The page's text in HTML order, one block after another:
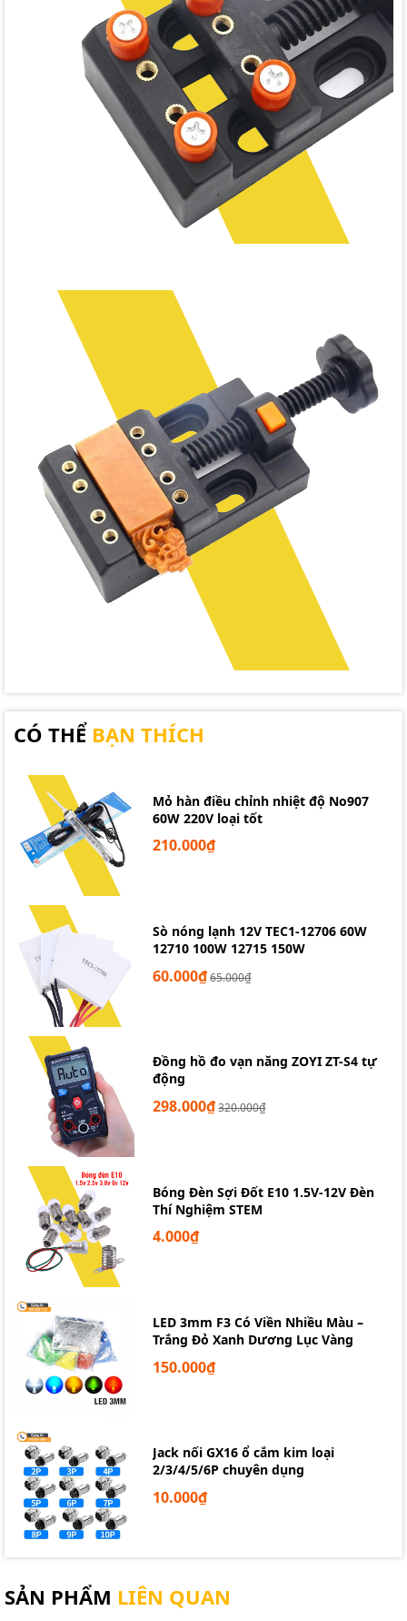
CÓ THỂ BẠN THÍCH
Mỏ hàn điều chỉnh nhiệt độ No907
60W 220V loại tốt
210.000₫
Sò nóng lạnh 12V TEC1-12706 60W
12710 100W 12715 150W
60.000₫65.000₫
Đồng hồ đo vạn năng ZOYI ZT-S4 tự
động
298.000₫320.000₫
Bóng Đèn Sợi Đốt E10 1.5V-12V Đèn
Thí Nghiệm STEM
4.000₫
LED 3mm F3 Có Viền Nhiều Màu –
Trắng Đỏ Xanh Dương Lục Vàng
150.000₫
Jack nối GX16 ổ cắm kim loại
2/3/4/5/6P chuyên dụng
10.000₫
SẢN PHẨM LIÊN QUAN